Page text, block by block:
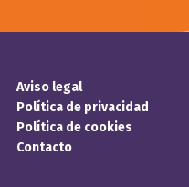
Aviso legal
Política de privacidad
Política de cookies
Contacto